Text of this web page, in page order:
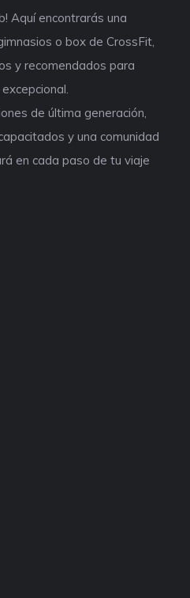
Aquí encontrarás una
o box de CrossFit,
y recomendados para
de última generación,
y una comunidad
en cada paso de tu viaje